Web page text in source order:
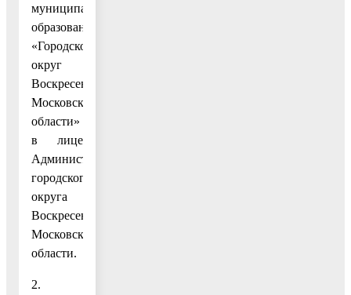
муниципальное
образование
«Городской
округ
Воскресенск
Московской
области»
в лице
Администрации
городского
округа
Воскресенск
Московской
области.
2.